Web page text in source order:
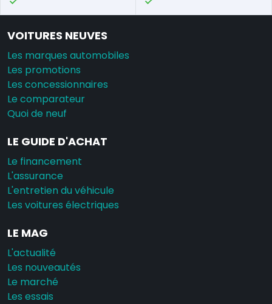
VOITURES NEUVES
Les marques automobiles
Les promotions
Les concessionnaires
Le comparateur
Quoi de neuf
LE GUIDE D'ACHAT
Le financement
L'assurance
L'entretien du véhicule
Les voitures électriques
LE MAG
L'actualité
Les nouveautés
Le marché
Les essais